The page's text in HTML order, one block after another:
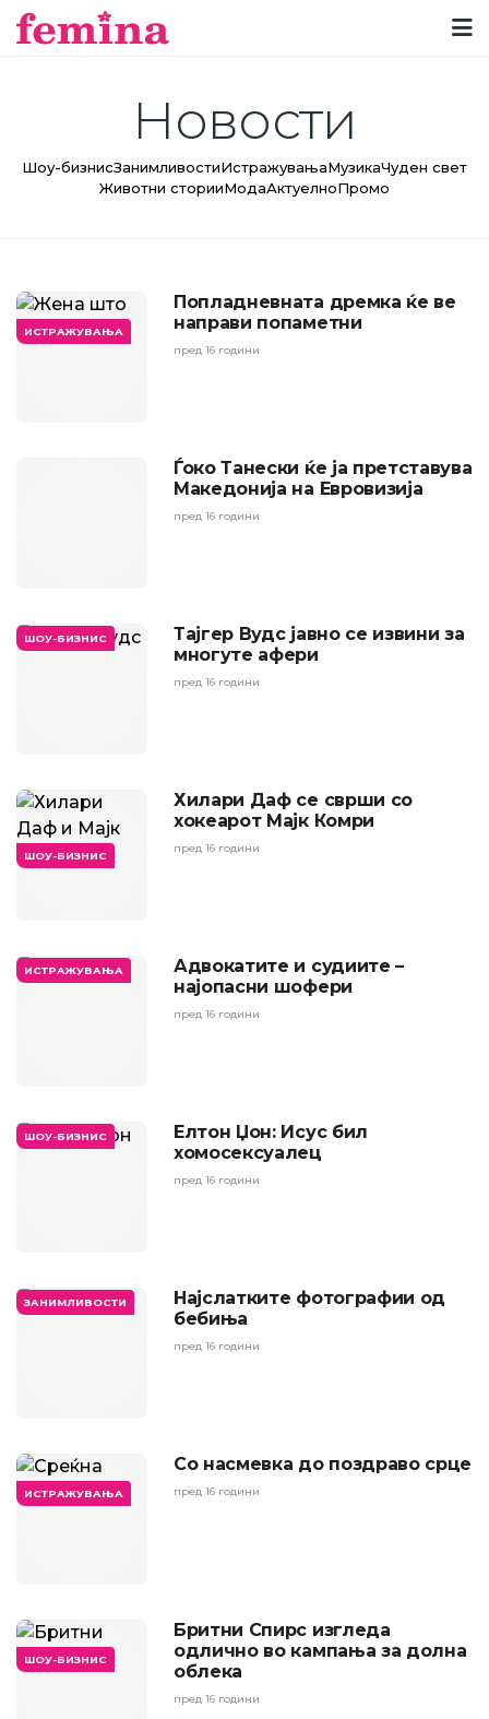
Новости
Шоу-бизнисЗанимливостиИстражувањаМузикаЧуден свет
Животни сторииМодаАктуелноПромо
ИСТРАЖУВАЊА
Попладневната дремка ќе ве
направи попаметни
пред 16 години
Ѓоко Танески ќе ја претставува
Македонија на Евровизија
пред 16 години
ШОУ-БИЗНИС
Тајгер Вудс јавно се извини за
многуте афери
пред 16 години
ШОУ-БИЗНИС
Хилари Даф се сврши со
хокеарот Мајк Комри
пред 16 години
ИСТРАЖУВАЊА
Адвокатите и судиите –
најопасни шофери
пред 16 години
ШОУ-БИЗНИС
Елтон Џон: Исус бил
хомосексуалец
пред 16 години
ЗАНИМЛИВОСТИ
Најслатките фотографии од
бебиња
пред 16 години
ИСТРАЖУВАЊА
Со насмевка до поздраво срце
пред 16 години
ШОУ-БИЗНИС
Бритни Спирс изгледа
одлично во кампања за долна
облека
пред 16 години